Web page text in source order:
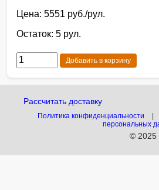
Цена: 5551 руб./рул.
Остаток: 5 рул.
Добавить в корзину
Рассчитать доставку
Политика конфиденциальности
персональных
© 2025